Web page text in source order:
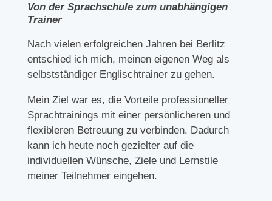
Von der Sprachschule zum unabhängigen
Trainer
Nach vielen erfolgreichen Jahren bei Berlitz
entschied ich mich, meinen eigenen Weg als
selbstständiger Englischtrainer zu gehen.
Mein Ziel war es, die Vorteile professioneller
Sprachtrainings mit einer persönlicheren und
flexibleren Betreuung zu verbinden. Dadurch
kann ich heute noch gezielter auf die
individuellen Wünsche, Ziele und Lernstile
meiner Teilnehmer eingehen.